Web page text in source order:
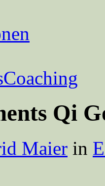
Qi
Maier in